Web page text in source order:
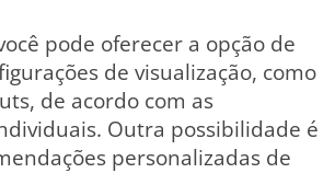
pode oferecer a opção de
de visualização, como
de acordo com as
Outra possibilidade é
personalizadas de